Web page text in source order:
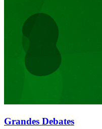
Grandes Debates